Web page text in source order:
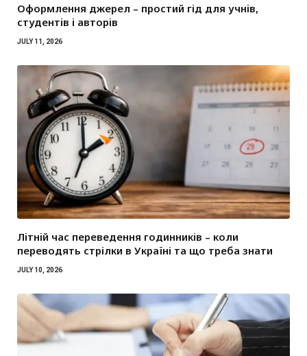
Оформлення джерел – простий гід для учнів,
студентів і авторів
JULY 11, 2026
Літній час переведення годинників – коли
переводять стрілки в Україні та що треба знати
JULY 10, 2026